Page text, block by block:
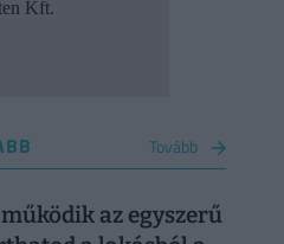
Tovább
az egyszerű